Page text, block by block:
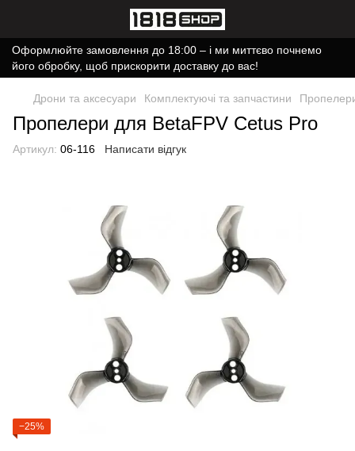
Оформлюйте замовлення до 18:00 – і ми миттєво почнемо
його обробку, щоб прискорити доставку до вас!
Дрони та аксесуари Комплектуючі та запчастини
Пропелери для BetaFPV Cetus Pro
Артикул: 06-116 Написати відгук
−25%